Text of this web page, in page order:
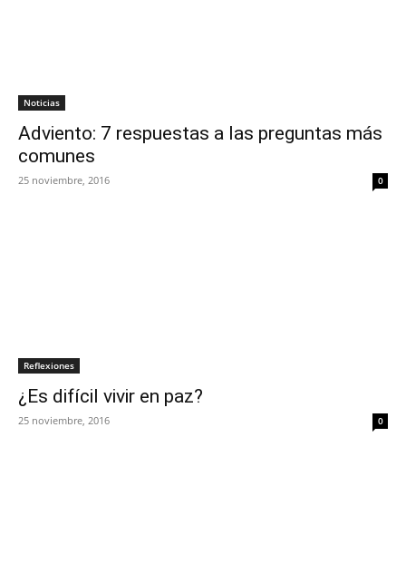
Noticias
Adviento: 7 respuestas a las preguntas más
comunes
25 noviembre, 2016 0
Reflexiones
¿Es difícil vivir en paz?
25 noviembre, 2016 0